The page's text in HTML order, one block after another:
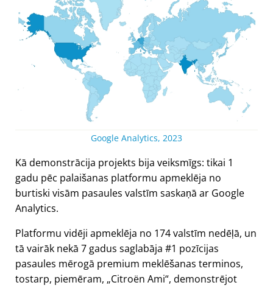
Google Analytics, 2023
Kā demonstrācija projekts bija veiksmīgs: tikai 1
gadu pēc palaišanas platformu apmeklēja no
burtiski visām pasaules valstīm saskaņā ar Google
Analytics.
Platformu vidēji apmeklēja no 174 valstīm nedēļā, un
tā vairāk nekā 7 gadus saglabāja #1 pozīcijas
pasaules mērogā premium meklēšanas terminos,
tostarp, piemēram, Citroën Ami , demonstrējot